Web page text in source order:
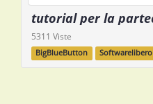
5311 Viste
BigBlueButton Softwarelibero